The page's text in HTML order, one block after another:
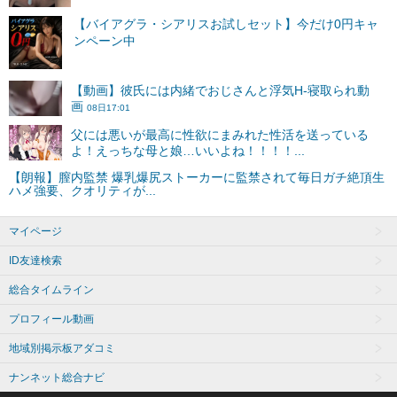
マイページ
ID友達検索
総合タイムライン
プロフィール動画
地域別掲示板アダコミ
ナンネット総合ナビ